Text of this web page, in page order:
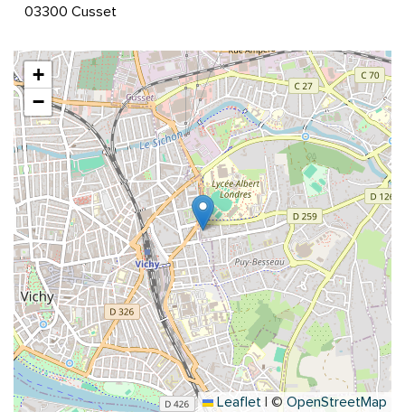
03300 Cusset
+
−
Leaflet | © OpenStreetMap